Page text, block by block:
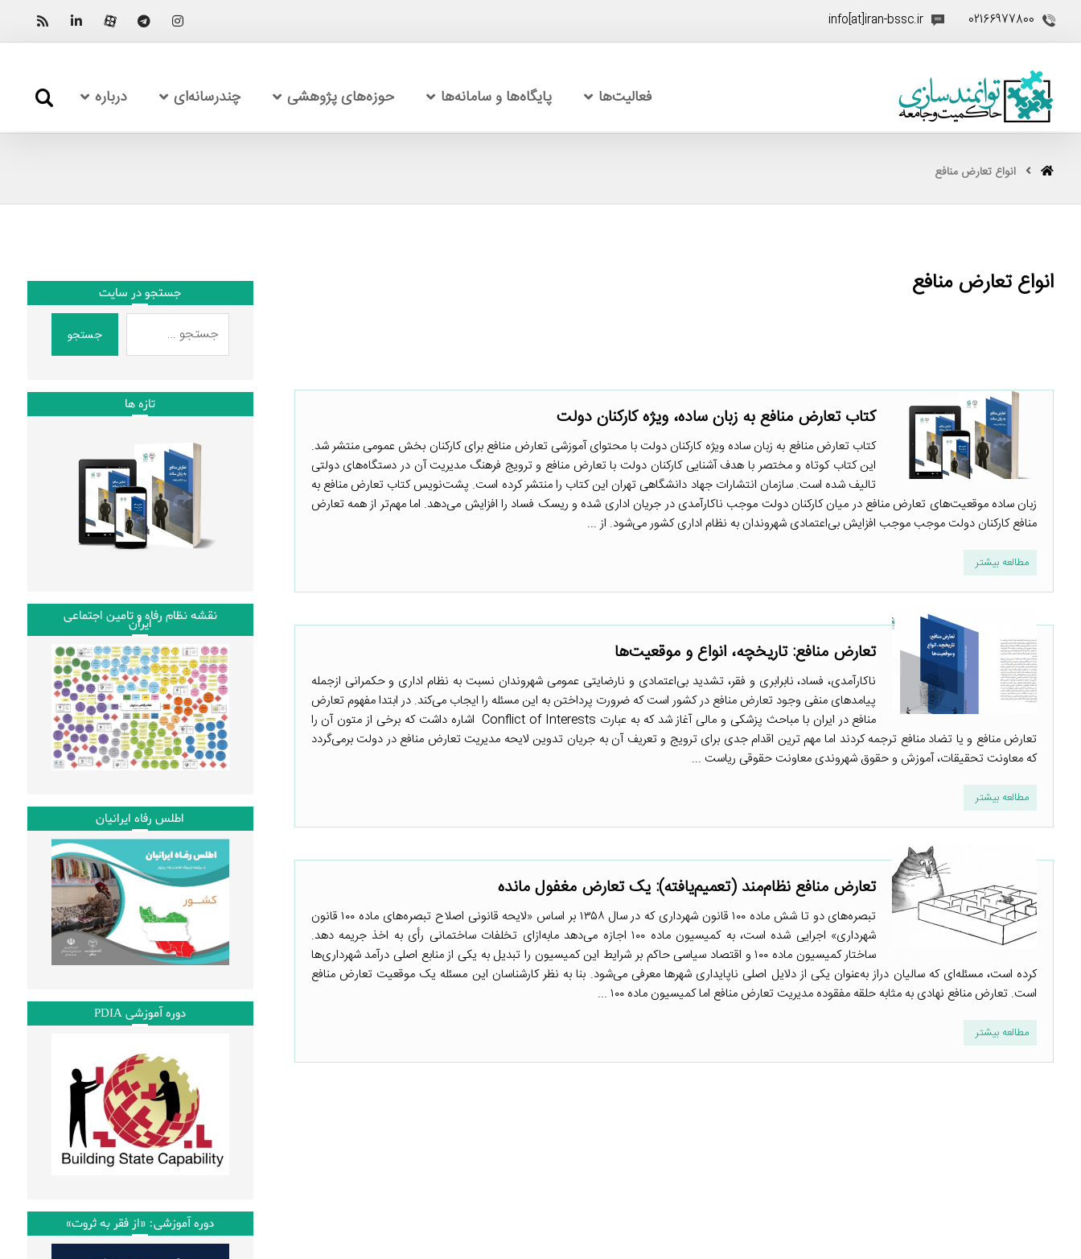
02166977800
info[at]iran-bssc.ir
فعالیت‌ها پایگاه‌ها و سامانه‌ها حوزه‌های پژوهشی چندرسانه‌ای درباره
انواع تعارض منافع
انواع تعارض منافع
کتاب تعارض منافع به زبان ساده، ویژه کارکنان دولت
کتاب تعارض منافع به زبان ساده ویژه کارکنان دولت با محتوای آموزشی تعارض منافع برای کارکنان بخش عمومی منتشر شد.
این کتاب کوتاه و مختصر با هدف آشنایی کارکنان دولت با تعارض منافع و ترویج فرهنگ مدیریت آن در دستگاه‌های دولتی
تالیف شده است. سازمان انتشارات جهاد دانشگاهی تهران این کتاب را منتشر کرده است. پشت‌نویس کتاب تعارض منافع به
زبان ساده موقعیت‌های تعارض منافع در میان کارکنان دولت موجب ناکارآمدی در جریان اداری شده و ریسک فساد را افزایش می‌دهد. اما مهم‌تر از همه تعارض
منافع کارکنان دولت موجب موجب افزایش بی‌اعتمادی شهروندان به نظام اداری کشور می‌شود. از ...
مطالعه بیشتر
تعارض منافع: تاریخچه، انواع و موقعیت‌ها
ناکارآمدی، فساد، نابرابری و فقر، تشدید بی‌اعتمادی و نارضایتی عمومی شهروندان نسبت به نظام اداری و حکمرانی ازجمله
پیامدهای منفی وجود تعارض منافع در کشور است که ضرورت پرداختن به این مسئله را ایجاب می‌کند. در ابتدا مفهوم تعارض
منافع در ایران با مباحث پزشکی و مالی آغاز شد که به عبارت Conflict of Interests اشاره داشت که برخی از متون آن را
تعارض منافع و یا تضاد منافع ترجمه کردند اما مهم ترین اقدام جدی برای ترویج و تعریف آن به جریان تدوین لایحه مدیریت تعارض منافع در دولت برمی‌گردد
که معاونت تحقیقات، آموزش و حقوق شهروندی معاونت حقوقی ریاست ...
مطالعه بیشتر
تعارض منافع نظام‌مند (تعمیم‌یافته): یک تعارض مغفول مانده
تبصره‌های دو تا شش ماده ۱۰۰ قانون شهرداری که در سال ۱۳۵۸ بر اساس «لایحه قانونی اصلاح تبصره‌های ماده ۱۰۰ قانون
شهرداری» اجرایی شده است، به کمیسیون ماده ۱۰۰ اجازه می‌دهد مابه‌ازای تخلفات ساختمانی رأی به اخذ جریمه دهد.
ساختار کمیسیون ماده ۱۰۰ و اقتصاد سیاسی حاکم بر شرایط این کمیسیون را تبدیل به یکی از منابع اصلی درآمد شهرداری‌ها
کرده است، مسئله‌ای که سالیان دراز به‌عنوان یکی از دلایل اصلی ناپایداری شهرها معرفی می‌شود. بنا به نظر کارشناسان این مسئله یک موقعیت تعارض منافع
است. تعارض منافع نهادی به مثابه حلقه مفقوده مدیریت تعارض منافع اما کمیسیون ماده ۱۰۰ ...
مطالعه بیشتر
جستجو در سایت
جستجو
تازه ها
نقشه نظام رفاه و تامین اجتماعی
ایران
اطلس رفاه ایرانیان
دوره آموزشی PDIA
دوره آموزشی: «از فقر به ثروت»